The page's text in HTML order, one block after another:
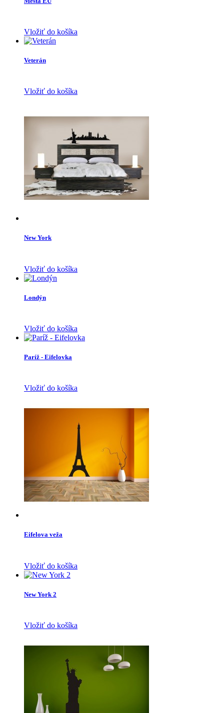
Vložiť do košíka
Veterán
Vložiť do košíka
New York
Vložiť do košíka
Londýn
Vložiť do košíka
Paríž - Eifelovka
Vložiť do košíka
Eifelova veža
Vložiť do košíka
New York 2
Vložiť do košíka